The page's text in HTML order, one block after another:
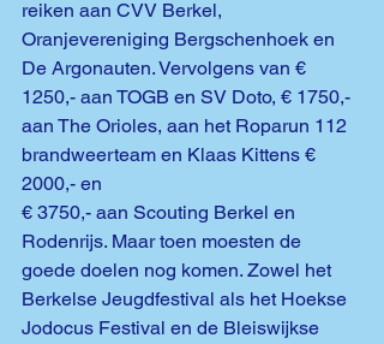
reiken aan CVV Berkel,
Oranjevereniging Bergschenhoek en
De Argonauten. Vervolgens van €
1250,- aan TOGB en SV Doto, € 1750,-
aan The Orioles, aan het Roparun 112
brandweerteam en Klaas Kittens €
2000,- en
€ 3750,- aan Scouting Berkel en
Rodenrijs. Maar toen moesten de
goede doelen nog komen. Zowel het
Berkelse Jeugdfestival als het Hoekse
Jodocus Festival en de Bleiswijkse